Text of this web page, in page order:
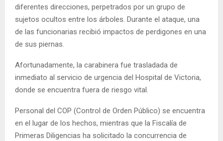
diferentes direcciones, perpetrados por un grupo de
sujetos ocultos entre los árboles. Durante el ataque, una
de las funcionarias recibió impactos de perdigones en una
de sus piernas.
Afortunadamente, la carabinera fue trasladada de
inmediato al servicio de urgencia del Hospital de Victoria,
donde se encuentra fuera de riesgo vital.
Personal del COP (Control de Orden Público) se encuentra
en el lugar de los hechos, mientras que la Fiscalía de
Primeras Diligencias ha solicitado la concurrencia de